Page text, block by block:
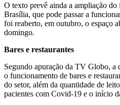
O texto prevê ainda a ampliação
Brasília, que pode passar a
foi reaberto, em outubro, o espaço
domingo.
Bares e restaurantes
Segundo apuração da TV Globo, a
o funcionamento de bares e
do setor, além da quantidade de
pacientes com Covid-19 e o início